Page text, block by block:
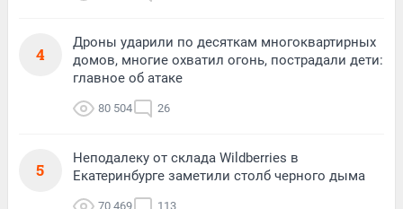
4
Дроны ударили по десяткам многоквартирных
домов, многие охватил огонь, пострадали дети:
главное об атаке
80 504 26
5
Неподалеку от склада Wildberries в
Екатеринбурге заметили столб черного дыма
70 469 113